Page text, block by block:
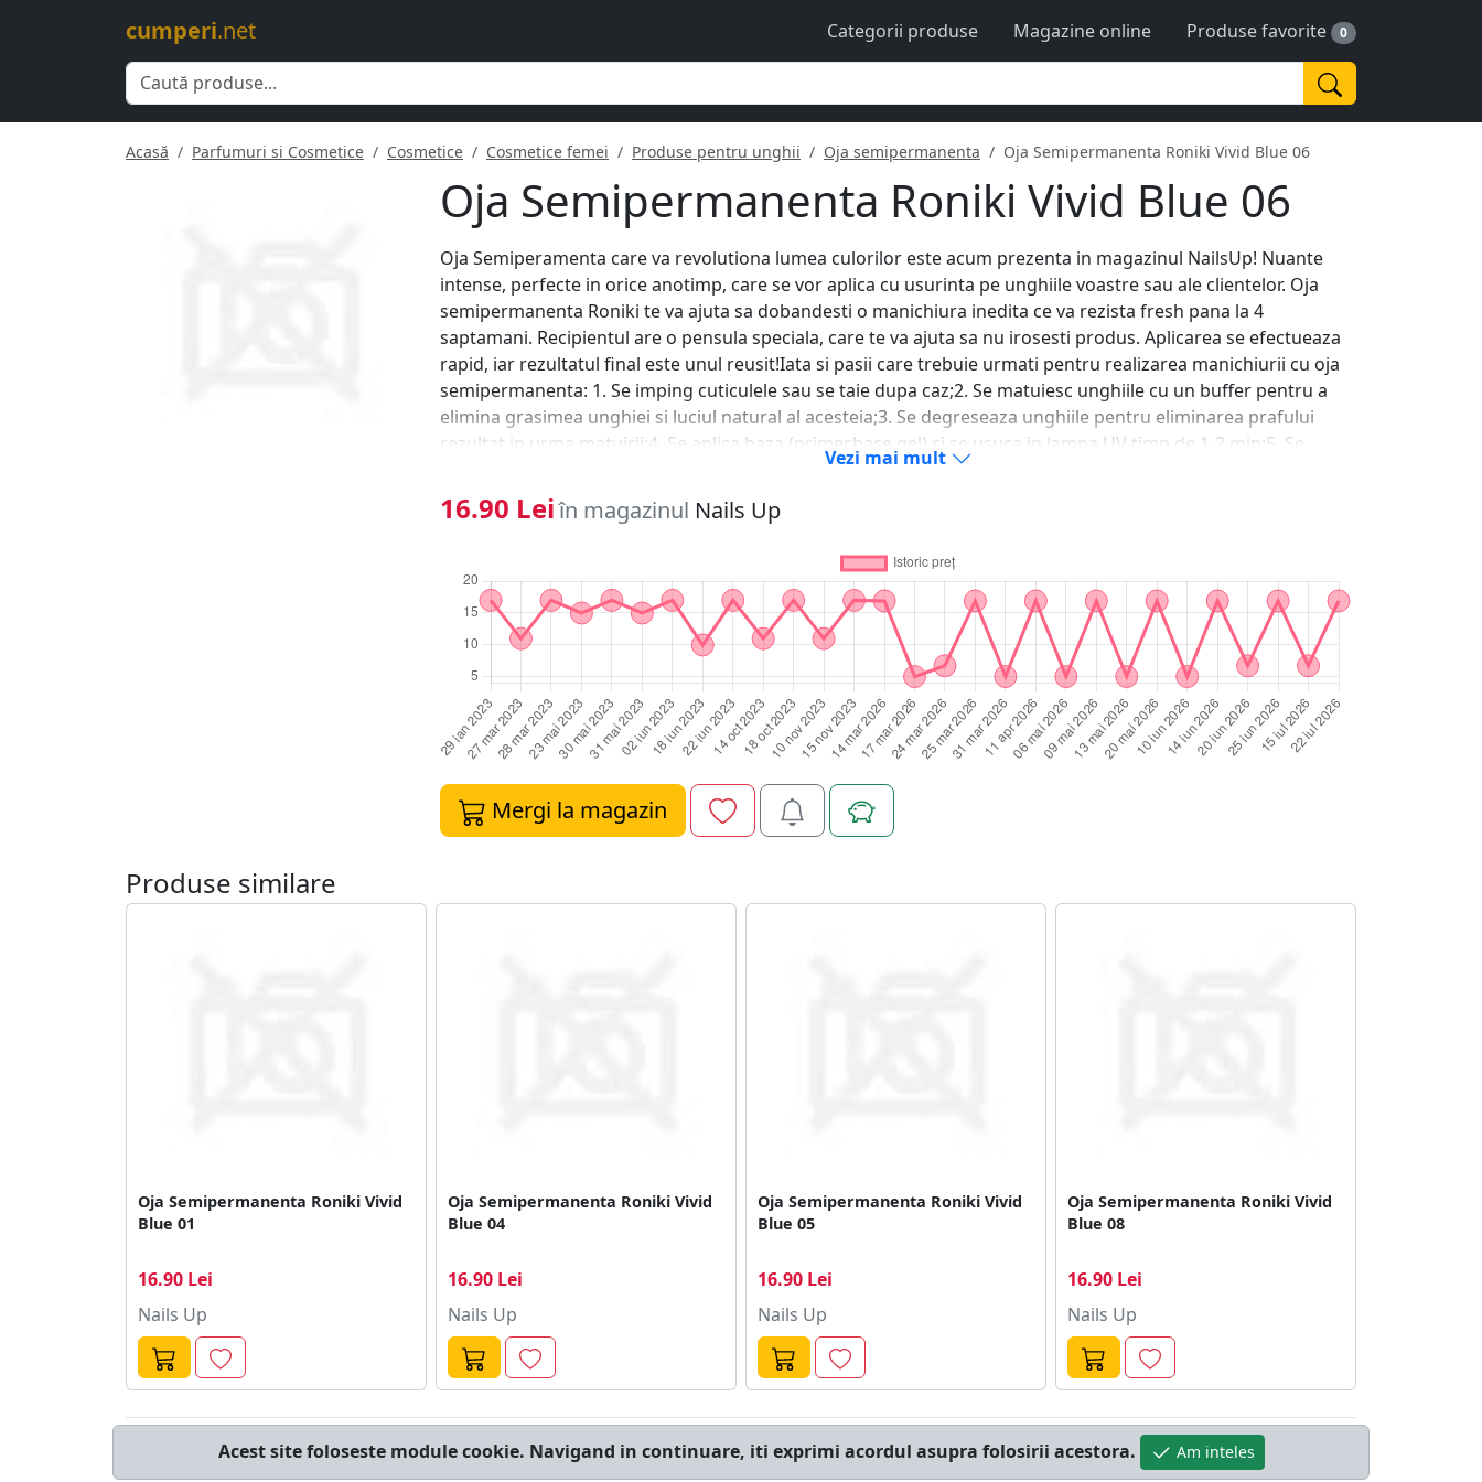
cumperi.net Categorii produse Magazine online Produse favorite 0
Acasă Parfumuri si Cosmetice Cosmetice Cosmetice femei Produse pentru unghii Oja semipermanenta Oja Semipermanenta Roniki Vivid Blue 06
Oja Semipermanenta Roniki Vivid Blue 06
Oja Semiperamenta care va revolutiona lumea culorilor este acum prezenta in magazinul NailsUp! Nuante
intense, perfecte in orice anotimp, care se vor aplica cu usurinta pe unghiile voastre sau ale clientelor. Oja
semipermanenta Roniki te va ajuta sa dobandesti o manichiura inedita ce va rezista fresh pana la 4
saptamani. Recipientul are o pensula speciala, care te va ajuta sa nu irosesti produs. Aplicarea se efectueaza
rapid, iar rezultatul final este unul reusit!Iata si pasii care trebuie urmati pentru realizarea manichiurii cu oja
semipermanenta: 1. Se imping cuticulele sau se taie dupa caz;2. Se matuiesc unghiile cu un buffer pentru a
elimina grasimea unghiei si luciul natural al acesteia;3. Se degreseaza unghiile pentru eliminarea prafului
rezultat in urma matuirii;4. Se aplica baza (primer,base gel) si se usuca in lampa UV timp de 1-2 min;5. Se
aplica primul strat de oja, fara a atinge cuticula si se usuca la lampa UV 2 min;6. Daca se doreste obtinerea
unei nuante mai intense se aplica un al doilea strat si se usuca din nou 2 min la lampa UV;7. Pentru pastrarea
unui luciu puternic se aplica un strat de top coat care se usuca 2 min in lampa UV;8. Se degreseaza unghia
pentru eliminarea stratului lipicios si se maseaza cuticula cu un ulei hidratant.Gramaj: 10ml.
Vezi mai mult
16.90 Leiîn magazinul Nails Up
Mergi la magazin
Produse similare
Oja Semipermanenta Roniki Vivid
Blue 01
16.90 Lei
Nails Up
Oja Semipermanenta Roniki Vivid
Blue 04
16.90 Lei
Nails Up
Oja Semipermanenta Roniki Vivid
Blue 05
16.90 Lei
Nails Up
Oja Semipermanenta Roniki Vivid
Blue 08
16.90 Lei
Nails Up
© cumperi.net | Catalog cumparaturi online
Acest site foloseste module cookie. Navigand in continuare, iti exprimi acordul asupra folosirii acestora. Am inteles